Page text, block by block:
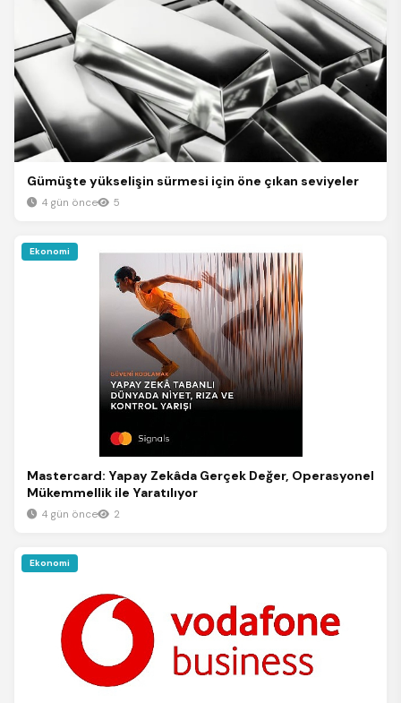
Gümüşte yükselişin sürmesi için öne çıkan seviyeler
4 gün önce 5
Ekonomi
Mastercard: Yapay Zekâda Gerçek Değer, Operasyonel
Mükemmellik ile Yaratılıyor
4 gün önce 2
Ekonomi